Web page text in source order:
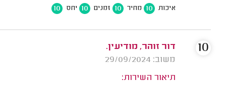
איכות 10 מחיר 10 זמנים 10 יחס 10
דור זוהר, מודיעין.
משוב: 29/09/2024
תיאור השירות:
10